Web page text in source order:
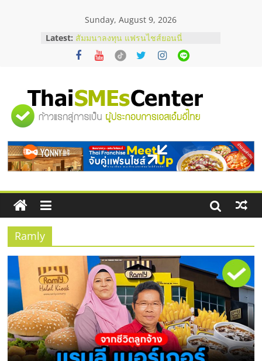
Sunday, August 9, 2026
Latest: สัมมนาออนไลน์ โอกาสบริหารสถานี
บริการน้ำมัน Shell
สัมมนาลงทุน แฟรนไชส์ยอนนี่
ร้านเครื่องเสียงคุณภาพสูง พร้อม
โซลูชันระบบภาพและเสียง
บริษัท Cybersecurity ในไทยที่ไหนดี?
โจทย์ธุรกิจ
อยากหาเงินทุน เพิ่มสภาพคล่องให้ธุรกิจ
เริ่มยังไงให้ผ่านฉลุย
"ศูนย์
รวม
ข้อมูล
ธุรกิจ
SME
แห่ง
ประเทศไทย,
ThaiSMEsCenter,
Ramly